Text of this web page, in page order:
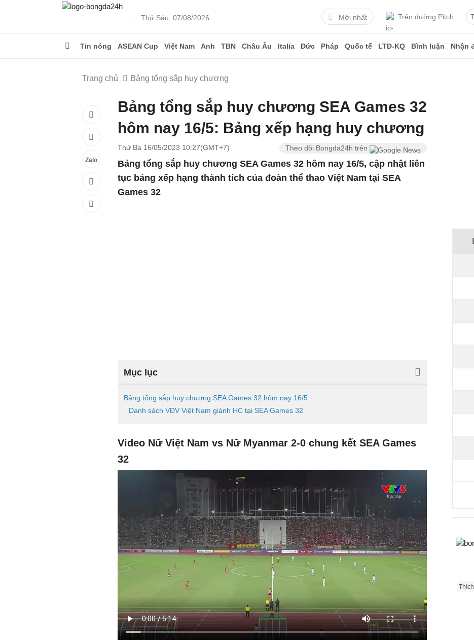
Thứ Sáu, 07/08/2026 Mới nhất Trên đường Pitch
Tin nóng ASEAN Cup Việt Nam Anh TBN Châu Âu Italia Đức Pháp Quốc tế LTĐ-KQ Bình luận Nhận
Trang chủ Bảng tổng sắp huy chương
Zalo
Bảng tổng sắp huy chương SEA Games 32
hôm nay 16/5: Bảng xếp hạng huy chương
Thứ Ba 16/05/2023 10:27(GMT+7) Theo dõi Bongda24h trên
Bảng tổng sắp huy chương SEA Games 32 hôm nay 16/5, cập nhật liên
tục bảng xếp hạng thành tích của đoàn thể thao Việt Nam tại SEA
Games 32
Mục lục
Bảng tổng sắp huy chương SEA Games 32 hôm nay 16/5
Danh sách VĐV Việt Nam giành HC tại SEA Games 32
Video Nữ Việt Nam vs Nữ Myanmar 2-0 chung kết SEA Games
32